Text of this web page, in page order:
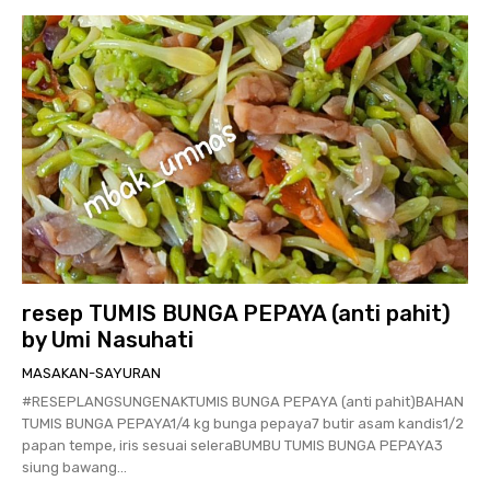
resep TUMIS BUNGA PEPAYA (anti pahit)
by Umi Nasuhati
MASAKAN-SAYURAN
#RESEPLANGSUNGENAKTUMIS BUNGA PEPAYA (anti pahit)BAHAN
TUMIS BUNGA PEPAYA1/4 kg bunga pepaya7 butir asam kandis1/2
papan tempe, iris sesuai seleraBUMBU TUMIS BUNGA PEPAYA3
siung bawang...